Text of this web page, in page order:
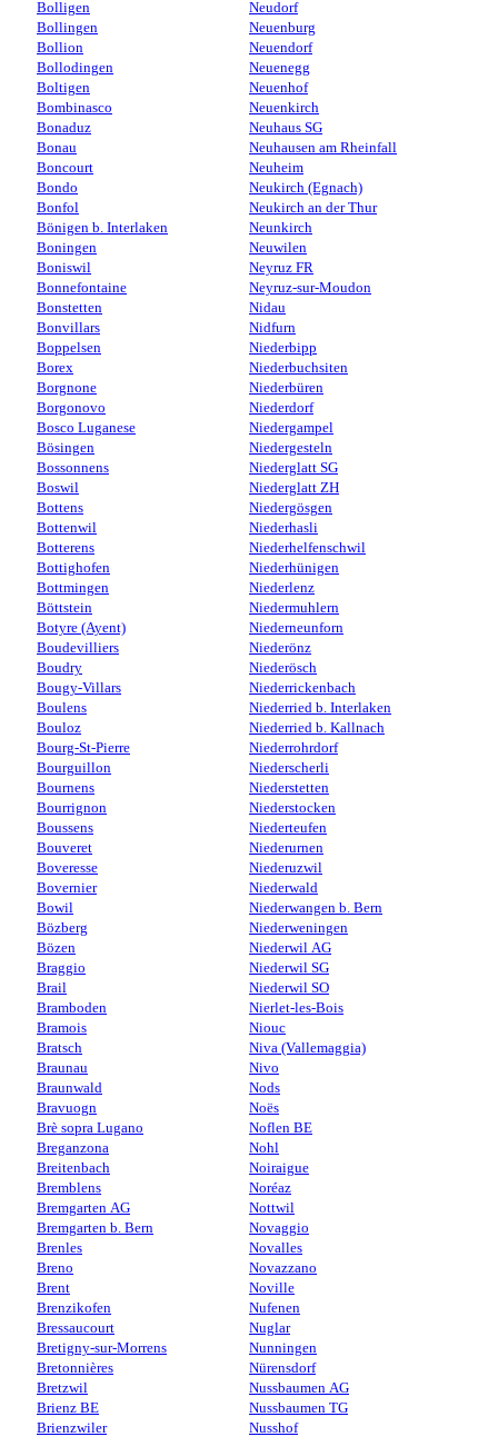
Bolligen
Bollingen
Bollion
Bollodingen
Boltigen
Bombinasco
Bonaduz
Bonau
Boncourt
Bondo
Bonfol
Bönigen b. Interlaken
Boningen
Boniswil
Bonnefontaine
Bonstetten
Bonvillars
Boppelsen
Borex
Borgnone
Borgonovo
Bosco Luganese
Bösingen
Bossonnens
Boswil
Bottens
Bottenwil
Botterens
Bottighofen
Bottmingen
Böttstein
Botyre (Ayent)
Boudevilliers
Boudry
Bougy-Villars
Boulens
Bouloz
Bourg-St-Pierre
Bourguillon
Bournens
Bourrignon
Boussens
Bouveret
Boveresse
Bovernier
Bowil
Bözberg
Bözen
Braggio
Brail
Bramboden
Bramois
Bratsch
Braunau
Braunwald
Bravuogn
Brè sopra Lugano
Breganzona
Breitenbach
Bremblens
Bremgarten AG
Bremgarten b. Bern
Brenles
Breno
Brent
Brenzikofen
Bressaucourt
Bretigny-sur-Morrens
Bretonnières
Bretzwil
Brienz BE
Brienzwiler
Neudorf
Neuenburg
Neuendorf
Neuenegg
Neuenhof
Neuenkirch
Neuhaus SG
Neuhausen am Rheinfall
Neuheim
Neukirch (Egnach)
Neukirch an der Thur
Neunkirch
Neuwilen
Neyruz FR
Neyruz-sur-Moudon
Nidau
Nidfurn
Niederbipp
Niederbuchsiten
Niederbüren
Niederdorf
Niedergampel
Niedergesteln
Niederglatt SG
Niederglatt ZH
Niedergösgen
Niederhasli
Niederhelfenschwil
Niederhünigen
Niederlenz
Niedermuhlern
Niederneunforn
Niederönz
Niederösch
Niederrickenbach
Niederried b. Interlaken
Niederried b. Kallnach
Niederrohrdorf
Niederscherli
Niederstetten
Niederstocken
Niederteufen
Niederurnen
Niederuzwil
Niederwald
Niederwangen b. Bern
Niederweningen
Niederwil AG
Niederwil SG
Niederwil SO
Nierlet-les-Bois
Niouc
Niva (Vallemaggia)
Nivo
Nods
Noës
Noflen BE
Nohl
Noiraigue
Noréaz
Nottwil
Novaggio
Novalles
Novazzano
Noville
Nufenen
Nuglar
Nunningen
Nürensdorf
Nussbaumen AG
Nussbaumen TG
Nusshof